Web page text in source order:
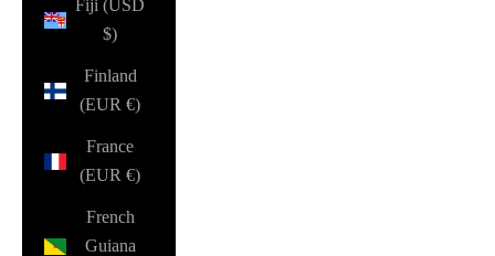
Fiji (USD
$)
Finland
(EUR €)
France
(EUR €)
French
Guiana